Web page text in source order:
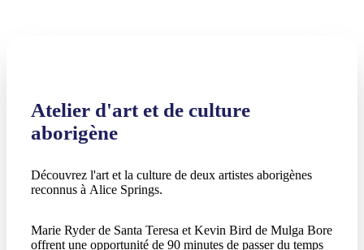
Atelier d'art et de culture
aborigène
Découvrez l'art et la culture de deux artistes aborigènes
reconnus à Alice Springs.
Marie Ryder de Santa Teresa et Kevin Bird de Mulga Bore
offrent une opportunité de 90 minutes de passer du temps